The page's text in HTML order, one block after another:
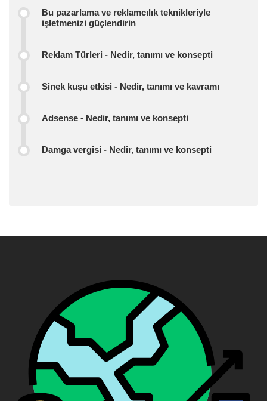
Bu pazarlama ve reklamcılık teknikleriyle
işletmenizi güçlendirin
Reklam Türleri - Nedir, tanımı ve konsepti
Sinek kuşu etkisi - Nedir, tanımı ve kavramı
Adsense - Nedir, tanımı ve konsepti
Damga vergisi - Nedir, tanımı ve konsepti